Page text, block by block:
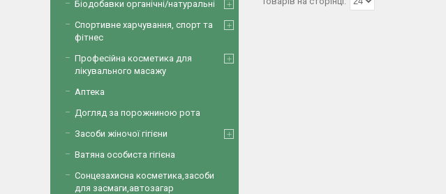
Біодобавки органічні/натуральні
Спортивне харчування, спорт та
фітнес
Професійна косметика для
лікувального масажу
Аптека
Догляд за порожниною рота
Засоби жіночої гігієни
Ватяна особиста гігієна
Сонцезахисна косметика,засоби
для засмаги,автозагар